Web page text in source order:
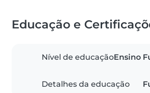
Educação e
Nível de educaçãoEnsino
Detalhes da educação